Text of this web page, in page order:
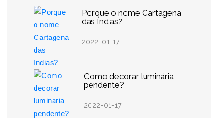
Porque o nome Cartagena
das Índias?
2022-01-17
Como decorar luminária
pendente?
2022-01-17